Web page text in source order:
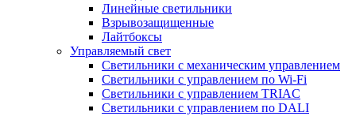
Линейные светильники
Взрывозащищенные
Лайтбоксы
Управляемый свет
Светильники с механическим управлением
Светильники с управлением по Wi-Fi
Светильники с управлением TRIAC
Светильники с управлением по DALI